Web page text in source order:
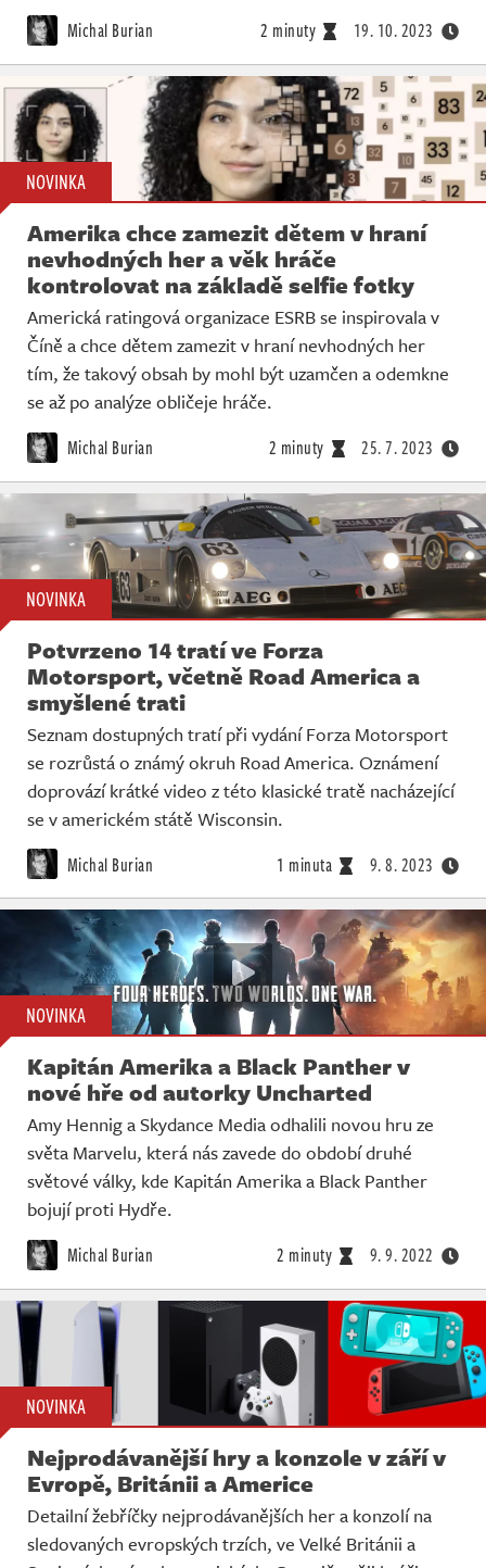
Michal Burian 2 minuty 19. 10. 2023
NOVINKA
Amerika chce zamezit dětem v hraní
nevhodných her a věk hráče
kontrolovat na základě selfie fotky
Americká ratingová organizace ESRB se inspirovala v
Číně a chce dětem zamezit v hraní nevhodných her
tím, že takový obsah by mohl být uzamčen a odemkne
se až po analýze obličeje hráče.
Michal Burian 2 minuty 25. 7. 2023
NOVINKA
Potvrzeno 14 tratí ve Forza
Motorsport, včetně Road America a
smyšlené trati
Seznam dostupných tratí při vydání Forza Motorsport
se rozrůstá o známý okruh Road America. Oznámení
doprovází krátké video z této klasické tratě nacházející
se v americkém státě Wisconsin.
Michal Burian 1 minuta 9. 8. 2023
NOVINKA
Kapitán Amerika a Black Panther v
nové hře od autorky Uncharted
Amy Hennig a Skydance Media odhalili novou hru ze
světa Marvelu, která nás zavede do období druhé
světové války, kde Kapitán Amerika a Black Panther
bojují proti Hydře.
Michal Burian 2 minuty 9. 9. 2022
NOVINKA
Nejprodávanější hry a konzole v září v
Evropě, Británii a Americe
Detailní žebříčky nejprodávanějších her a konzolí na
sledovaných evropských trzích, ve Velké Británii a